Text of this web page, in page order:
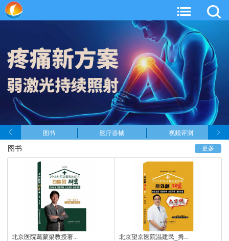
图书 医疗器械 视频评测
更多
图书
北京医院葛蒙梁教授著... 北京望京医院温建民_拇...